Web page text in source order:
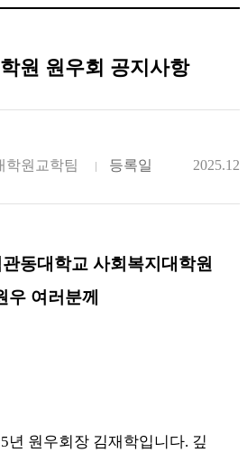
원 원우회 공지사항
학원교학팀 등록일
동대학교 사회복지대학원
우 여러분께
년 원우회장 김재학입니다. 깊